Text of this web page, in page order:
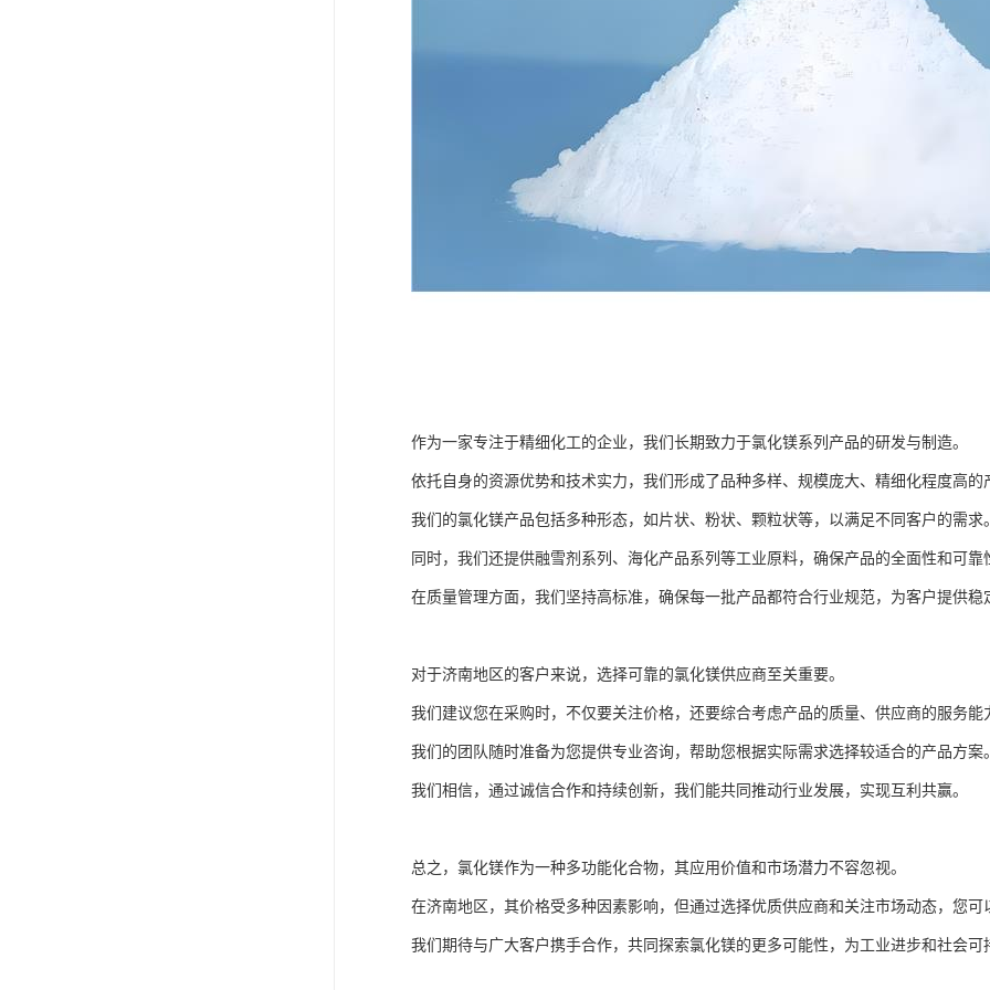
作为一家专注于精细化工的企业，我们长期致力于氯化镁系列产品的研发与制造。
依托自身的资源优势和技术实力，我们形成了品种多样、规模庞大、精细化程度高的
我们的氯化镁产品包括多种形态，如片状、粉状、颗粒状等，以满足不同客户的需求
同时，我们还提供融雪剂系列、海化产品系列等工业原料，确保产品的全面性和可靠
在质量管理方面，我们坚持高标准，确保每一批产品都符合行业规范，为客户提供稳
对于济南地区的客户来说，选择可靠的氯化镁供应商至关重要。
我们建议您在采购时，不仅要关注价格，还要综合考虑产品的质量、供应商的服务
我们的团队随时准备为您提供专业咨询，帮助您根据实际需求选择较适合的产品方案
我们相信，通过诚信合作和持续创新，我们能共同推动行业发展，实现互利共赢。
总之，氯化镁作为一种多功能化合物，其应用价值和市场潜力不容忽视。
在济南地区，其价格受多种因素影响，但通过选择优质供应商和关注市场动态，您可
我们期待与广大客户携手合作，共同探索氯化镁的更多可能性，为工业进步和社会可